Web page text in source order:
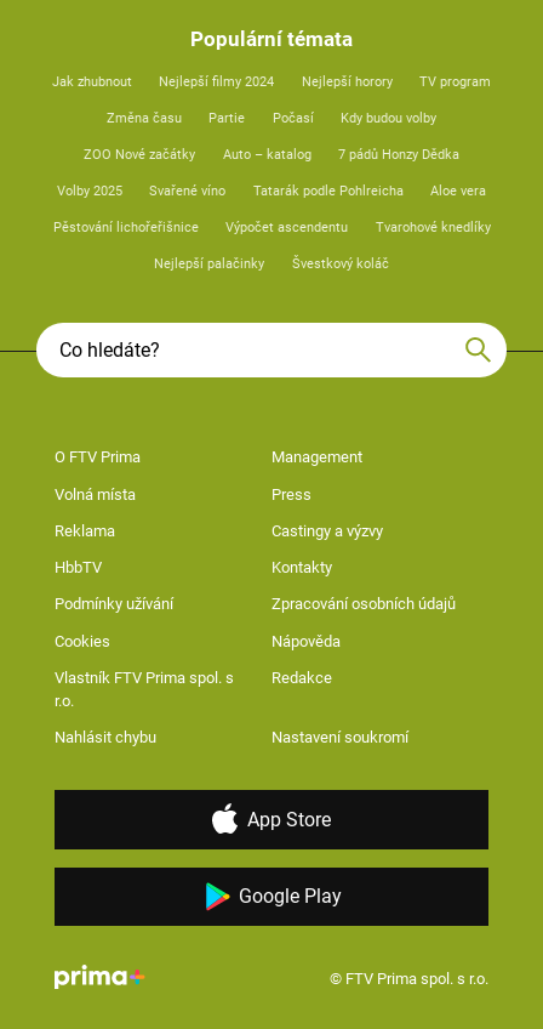
Populární témata
Jak zhubnout Nejlepší filmy 2024 Nejlepší horory TV program
Změna času Partie Počasí Kdy budou volby
ZOO Nové začátky Auto – katalog 7 pádů Honzy Dědka
Volby 2025 Svařené víno Tatarák podle Pohlreicha Aloe vera
Pěstování lichořeřišnice Výpočet ascendentu Tvarohové knedlíky
Nejlepší palačinky Švestkový koláč
O FTV Prima Management
Volná místa Press
Reklama Castingy a výzvy
HbbTV Kontakty
Podmínky užívání Zpracování osobních údajů
Cookies Nápověda
Vlastník FTV Prima spol. s
r.o.
Redakce
Nahlásit chybu Nastavení soukromí
App Store
Google Play
© FTV Prima spol. s r.o.